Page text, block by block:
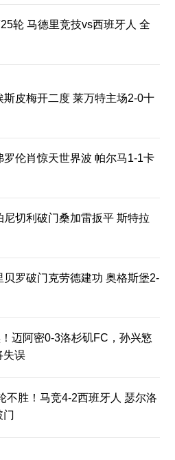
轮 马德里竞技vs西班牙人 全
皮梅开二度 莱万特主场2-0十
伦肖惊天世界波 帕尔马1-1卡
切利破门桑加雷扳平 斯特拉
罗破门克劳德建功 奥格斯堡2-
迈阿密0-3洛杉矶FC，孙兴慜
失误
不胜！马竞4-2西班牙人 瑟尔洛
门